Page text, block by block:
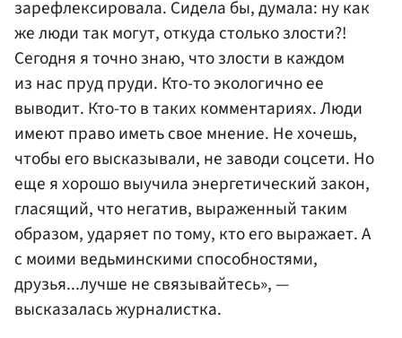
зарефлексировала. Сидела бы, думала: ну как
же люди так могут, откуда столько злости?!
Сегодня я точно знаю, что злости в каждом
из нас пруд пруди. Кто-то экологично ее
выводит. Кто-то в таких комментариях. Люди
имеют право иметь свое мнение. Не хочешь,
чтобы его высказывали, не заводи соцсети. Но
еще я хорошо выучила энергетический закон,
гласящий, что негатив, выраженный таким
образом, ударяет по тому, кто его выражает. А
с моими ведьминскими способностями,
друзья...лучше не связывайтесь», —
высказалась журналистка.